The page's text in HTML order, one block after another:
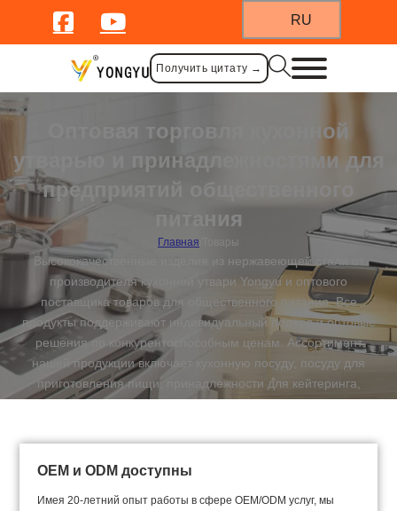
RU
Получить цитату →
Оптовая торговля кухонной
утварью и принадлежностями для
предприятий общественного
питания
Главная Товары
Высококачественные изделия из нержавеющей стали от
производителя кухонной утвари Yongyu и оптового
поставщика товаров для общественного питания. Все
продукты поддерживают индивидуальный подход и оптовые
решения по конкурентоспособным ценам. Ассортимент
нашей продукции включает кухонную посуду, посуду для
приготовления пищи, принадлежности для кейтеринга,
посуду для сервировки стола, посуду для напитков и многое
OEM и ODM доступны
Имея 20-летний опыт работы в сфере OEM/ODM услуг, мы